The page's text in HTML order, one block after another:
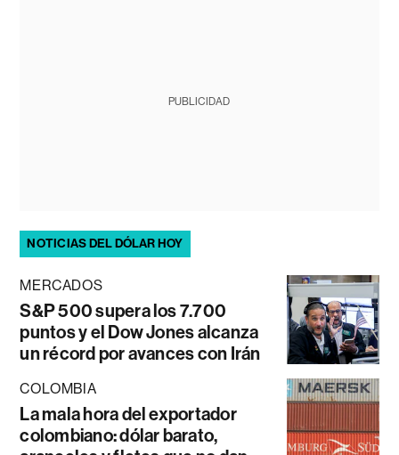
PUBLICIDAD
NOTICIAS DEL DÓLAR HOY
MERCADOS
S&P 500 supera los 7.700
puntos y el Dow Jones alcanza
un récord por avances con Irán
COLOMBIA
La mala hora del exportador
colombiano: dólar barato,